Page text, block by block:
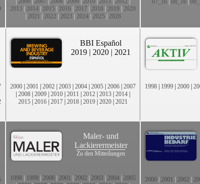
2013 2014 2015 2016 2017 2018 2019 2020
2021 2022 2023| 2024| 2025| 2026
07_16 08_16
BBI Español
2019 | 2020 | 2021
2000 | 2001 | 2002 | 2003 | 2004 | 2005 | 2006 | 2007
| 2008 | 2009 | 2010 | 2011 | 2012 | 2013 | 2014 |
2015 | 2016 | 2017 | 2018 | 2019 | 2020 | 2021
1998 | 1999 | 2000 |
Maler- und
Lackierermeister
Zu den Mitteilungen
1998 1999 2000 2001 2002 2003 2004 2005
2000 2001 2002